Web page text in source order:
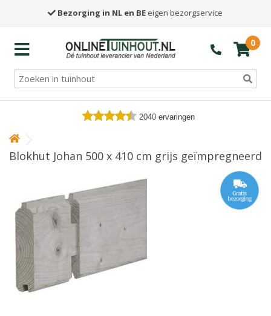
Bezorging in NL en BE eigen bezorgservice
0
2040 ervaringen
Blokhut Johan 500 x 410 cm grijs geïmpregneerd